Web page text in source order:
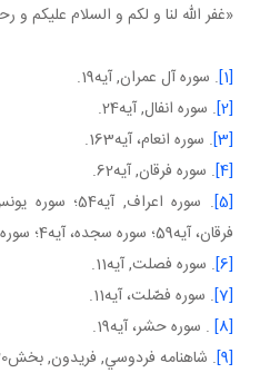
«غفر الله لنا و لکم و السلام عليکم و
[1] . سوره آل عمران, آيه19.
[2] . سوره انفال, آيه24.
[3]
. سوره انعام، آيه163.
[4] . سوره فرقان, آيه62.
[5]
فرقان، آيه59؛ سوره سجده، آيه4؛ سوره حديد، آيه4.
[6] . سوره فصلت, آيه11.
[7] . سوره فصّلت، آيه11.
[8]
. سوره حشر، آيه19.
[9] . شاهنامه فردوسي, فريدون, بخش20.